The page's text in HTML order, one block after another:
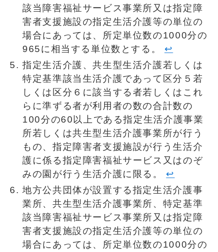
該当障害福祉サービス事業所又は指定障
害者支援施設の指定生活介護等の単位の
場合にあっては、所定単位数の1000分の
965に相当する単位数とする。 ↩︎
指定生活介護、共生型生活介護若しくは
特定基準該当生活介護であって区分５若
しくは区分６に該当する者若しくはこれ
らに準ずる者が利用者の数の合計数の
100分の60以上である指定生活介護事業
所若しくは共生型生活介護事業所が行う
もの、指定障害者支援施設が行う生活介
護に係る指定障害福祉サービス又はのぞ
みの園が行う生活介護に限る。 ↩︎
地方公共団体が設置する指定生活介護事
業所、共生型生活介護事業所、特定基準
該当障害福祉サービス事業所又は指定障
害者支援施設の指定生活介護等の単位の
場合にあっては、所定単位数の1000分の